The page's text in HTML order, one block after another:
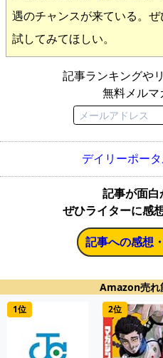
遇のチャンスが来ている。
試してみてほしい。
記事ランキングや
無料メルマ
デイリーポー
記事が面白
ぜひライターに感
記事への感想
Amazon売れ
1位 2位